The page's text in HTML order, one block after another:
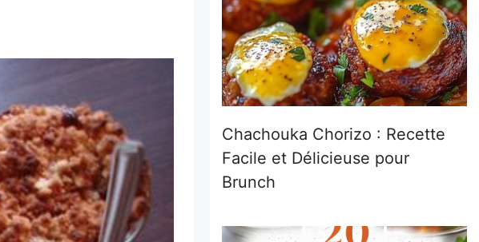
Chachouka Chorizo : Recette
Facile et Délicieuse pour
Brunch